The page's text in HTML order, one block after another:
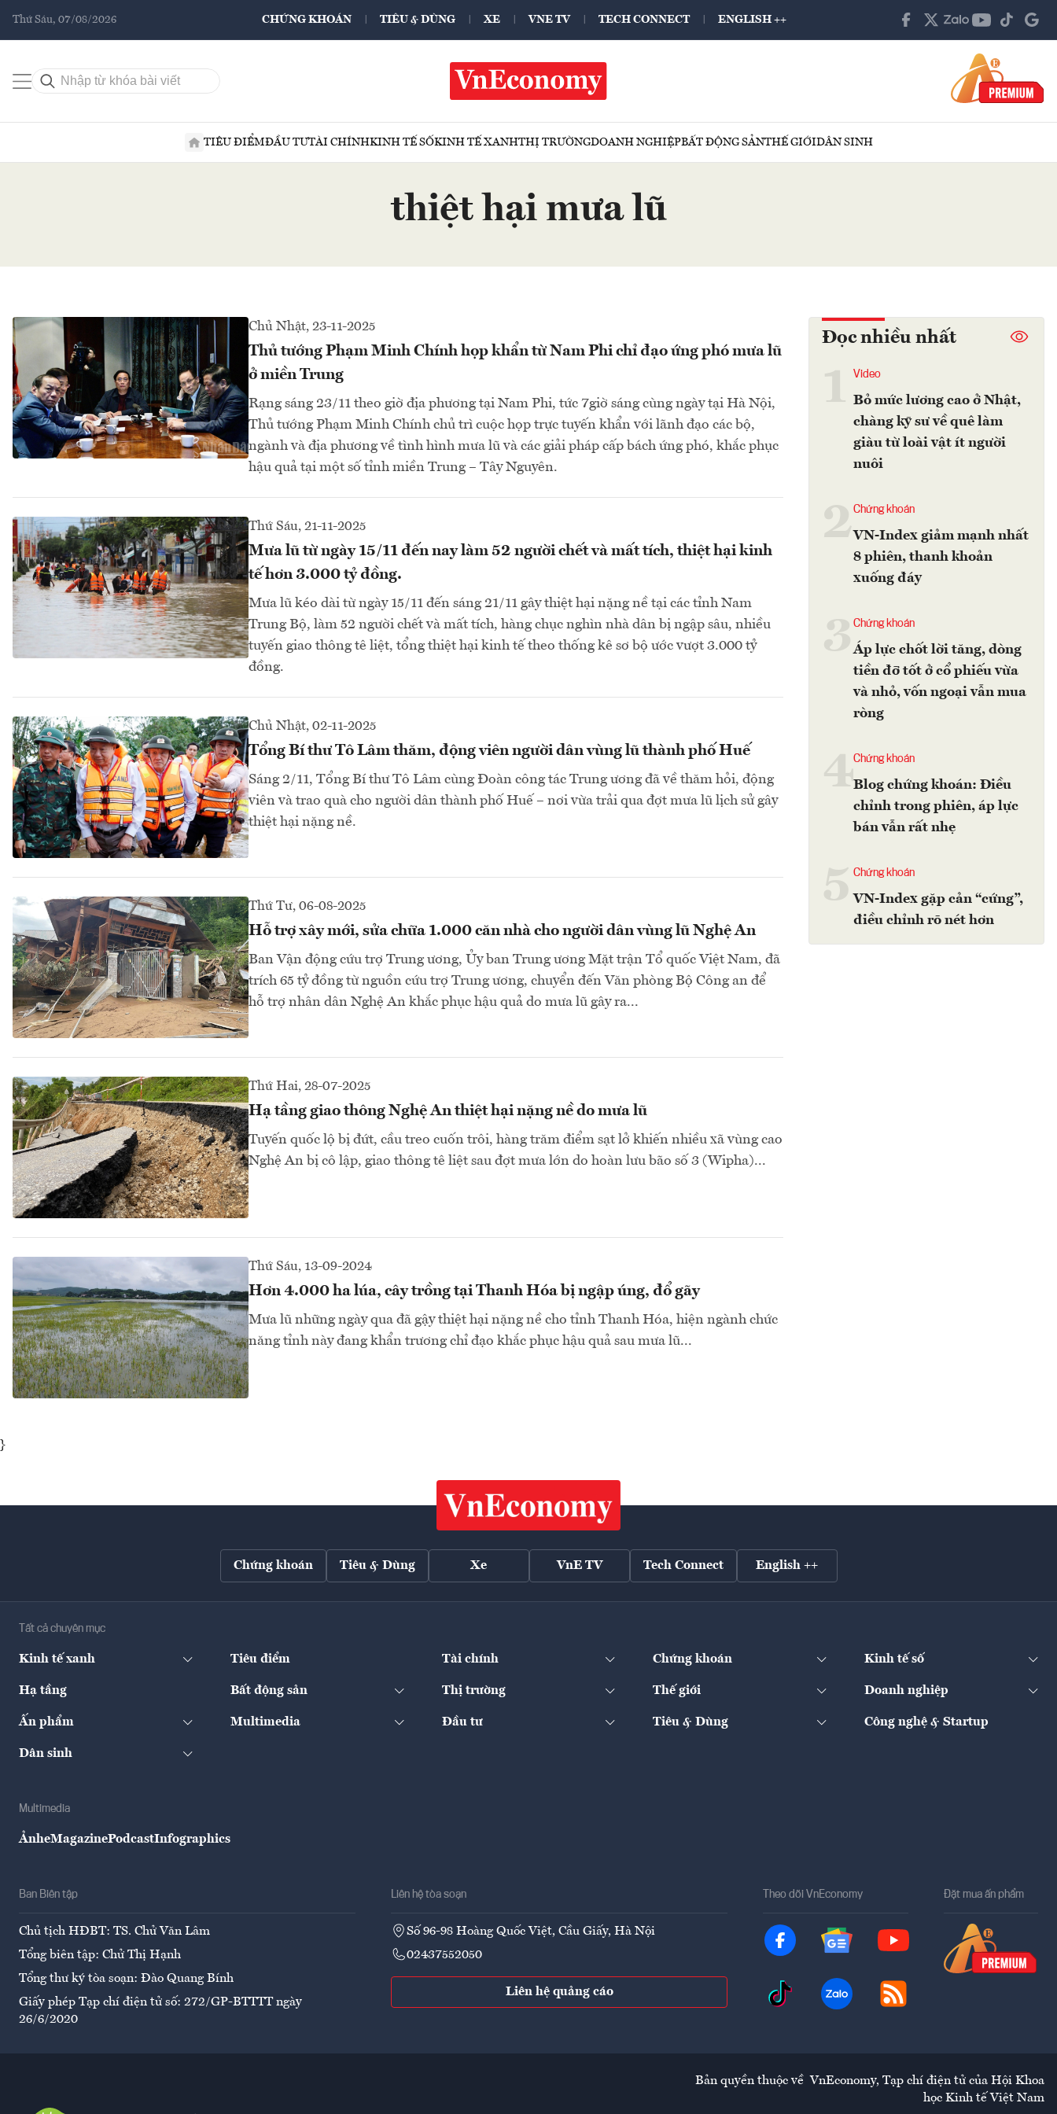
Thứ Sáu, 07/08/2026 CHỨNG KHOÁN TIÊU & DÙNG XE VNE TV TECH CONNECT ENGLISH ++
TIÊU ĐIỂMĐẦU TƯTÀI CHÍNHKINH TẾ SỐKINH TẾ XANHTHỊ TRƯỜNGDOANH NGHIỆPBẤT ĐỘNG SẢNTHẾ GIỚIDÂN SINH
thiệt hại mưa lũ
Chủ Nhật, 23-11-2025
Thủ tướng Phạm Minh Chính họp khẩn từ Nam Phi chỉ đạo ứng phó mưa lũ
ở miền Trung
Rạng sáng 23/11 theo giờ địa phương tại Nam Phi, tức 7giờ sáng cùng ngày tại Hà Nội,
Thủ tướng Phạm Minh Chính chủ trì cuộc họp trực tuyến khẩn với lãnh đạo các bộ,
ngành và địa phương về tình hình mưa lũ và các giải pháp cấp bách ứng phó, khắc phục
hậu quả tại một số tỉnh miền Trung – Tây Nguyên.
Thứ Sáu, 21-11-2025
Mưa lũ từ ngày 15/11 đến nay làm 52 người chết và mất tích, thiệt hại kinh
tế hơn 3.000 tỷ đồng.
Mưa lũ kéo dài từ ngày 15/11 đến sáng 21/11 gây thiệt hại nặng nề tại các tỉnh Nam
Trung Bộ, làm 52 người chết và mất tích, hàng chục nghìn nhà dân bị ngập sâu, nhiều
tuyến giao thông tê liệt, tổng thiệt hại kinh tế theo thống kê sơ bộ ước vượt 3.000 tỷ
đồng.
Chủ Nhật, 02-11-2025
Tổng Bí thư Tô Lâm thăm, động viên người dân vùng lũ thành phố Huế
Sáng 2/11, Tổng Bí thư Tô Lâm cùng Đoàn công tác Trung ương đã về thăm hỏi, động
viên và trao quà cho người dân thành phố Huế – nơi vừa trải qua đợt mưa lũ lịch sử gây
thiệt hại nặng nề.
Thứ Tư, 06-08-2025
Hỗ trợ xây mới, sửa chữa 1.000 căn nhà cho người dân vùng lũ Nghệ An
Ban Vận động cứu trợ Trung ương, Ủy ban Trung ương Mặt trận Tổ quốc Việt Nam, đã
trích 65 tỷ đồng từ nguồn cứu trợ Trung ương, chuyển đến Văn phòng Bộ Công an để
hỗ trợ nhân dân Nghệ An khắc phục hậu quả do mưa lũ gây ra...
Thứ Hai, 28-07-2025
Hạ tầng giao thông Nghệ An thiệt hại nặng nề do mưa lũ
Tuyến quốc lộ bị đứt, cầu treo cuốn trôi, hàng trăm điểm sạt lở khiến nhiều xã vùng cao
Nghệ An bị cô lập, giao thông tê liệt sau đợt mưa lớn do hoàn lưu bão số 3 (Wipha)...
Thứ Sáu, 13-09-2024
Hơn 4.000 ha lúa, cây trồng tại Thanh Hóa bị ngập úng, đổ gãy
Mưa lũ những ngày qua đã gậy thiệt hại nặng nề cho tỉnh Thanh Hóa, hiện ngành chức
năng tỉnh này đang khẩn trương chỉ đạo khắc phục hậu quả sau mưa lũ...
Đọc nhiều nhất
Video
Bỏ mức lương cao ở Nhật,
chàng kỹ sư về quê làm
giàu từ loài vật ít người
nuôi
2Chứng khoán
VN-Index giảm mạnh nhất
8 phiên, thanh khoản
xuống đáy
Chứng khoán
Áp lực chốt lời tăng, dòng
tiền đỡ tốt ở cổ phiếu vừa
và nhỏ, vốn ngoại vẫn mua
ròng
4Chứng khoán
Blog chứng khoán: Điều
chỉnh trong phiên, áp lực
bán vẫn rất nhẹ
Chứng khoán
VN-Index gặp cản “cứng”,
điều chỉnh rõ nét hơn
}
Chứng khoán Tiêu & Dùng Xe VnE TV Tech Connect English ++
Tất cả chuyên mục
Kinh tế xanh Tiêu điểm Tài chính Chứng khoán Kinh tế số
Hạ tầng Bất động sản Thị trường Thế giới Doanh nghiệp
Ấn phẩm Multimedia Đầu tư Tiêu & Dùng Công nghệ & Startup
Dân sinh
Multimedia
ẢnheMagazinePodcastInfographics
Ban Biên tập
Chủ tịch HĐBT: TS. Chử Văn Lâm
Tổng biên tập: Chử Thị Hạnh
Tổng thư ký tòa soạn: Đào Quang Bính
Giấy phép Tạp chí điện tử số: 272/GP-BTTTT ngày
26/6/2020
Liên hệ tòa soạn
Số 96-98 Hoàng Quốc Việt, Cầu Giấy, Hà Nội
02437552050
Liên hệ quảng cáo
Theo dõi VnEconomy Đặt mua ấn phẩm
Bản quyền thuộc về VnEconomy, Tạp chí điện tử của Hội Khoa
học Kinh tế Việt Nam